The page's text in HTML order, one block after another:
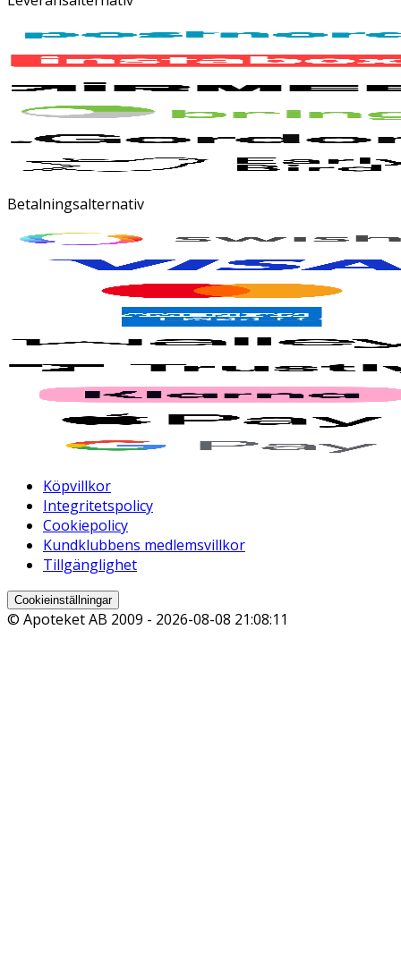
Betalningsalternativ
Köpvillkor
Integritetspolicy
Cookiepolicy
Kundklubbens medlemsvillkor
Tillgänglighet
Cookieinställningar
© Apoteket AB 2009 - 2026-08-08 21:08:11